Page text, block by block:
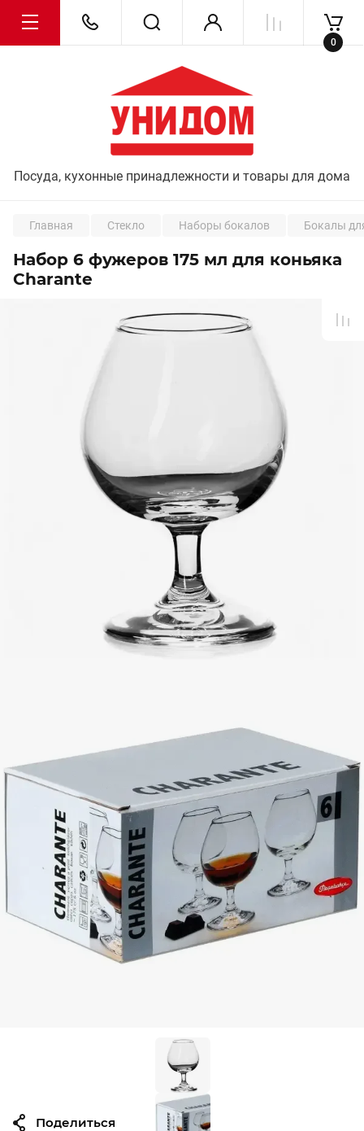
Посуда, кухонные принадлежности и товары для дома
0
Главная Стекло Наборы бокалов Бокалы
Набор 6 фужеров 175 мл для коньяка
Charante
Поделиться